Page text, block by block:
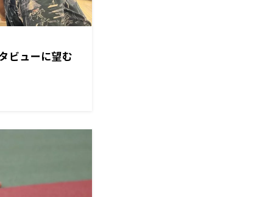
ビューに望む